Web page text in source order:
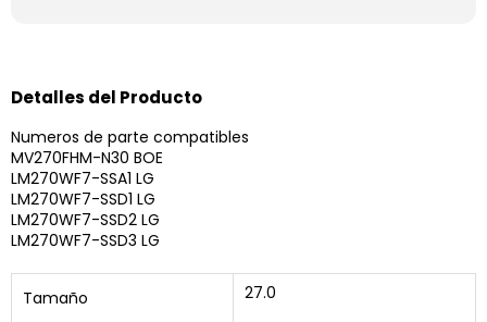
Detalles del Producto
Numeros de parte compatibles
MV270FHM-N30 BOE
LM270WF7-SSA1 LG
LM270WF7-SSD1 LG
LM270WF7-SSD2 LG
LM270WF7-SSD3 LG
Tamaño 27.0